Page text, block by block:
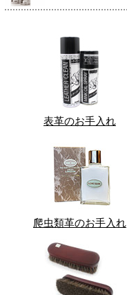
表革のお手入れ
爬虫類革のお手入れ